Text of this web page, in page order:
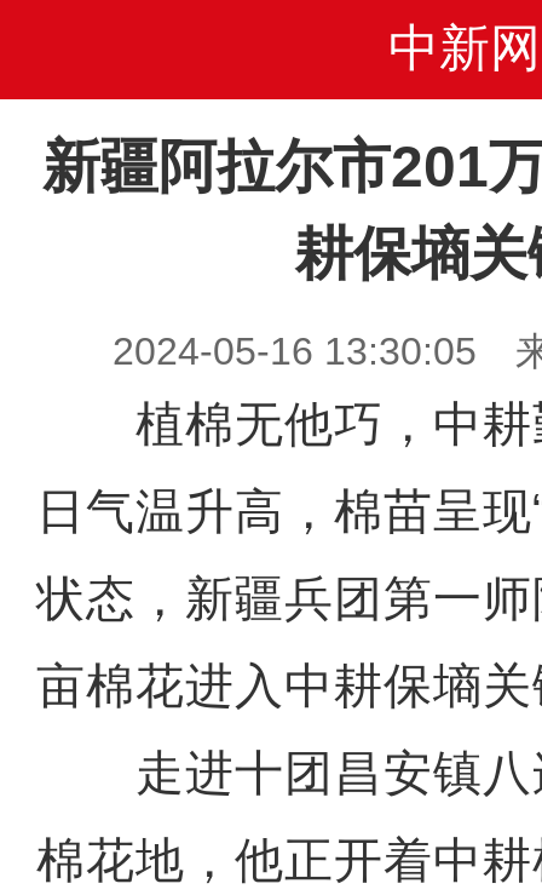
中新网
新疆阿拉尔市201
耕保墒关
2024-05-16 13:30:05
植棉无他巧，中耕
日气温升高，棉苗呈
状态，新疆兵团第一
亩棉花进入中耕保墒
走进十团昌安镇八
棉花地，他正开着中